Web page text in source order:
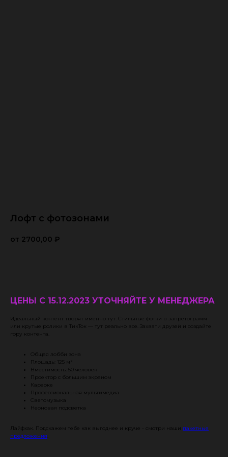
Лофт с фотозонами
2700,00 ₽
ЦЕНЫ С 15.12.2023 УТОЧНЯЙТЕ У МЕНЕДЖЕРА
Идеальный контент творят именно тут. Стильные фотки в запретограмм
или крутые ролики в ТикТок — тут реально все. Захвати друзей и создайте
гору контента.
Общая лобби зона
Площадь: 125 м²
Вместимость: 50 человек
Проектор с большим экраном
Караоке
Профессиональная мультимедиа
Светомузыка
Неоновая подсветка
Лайфхак. Подскажем тебе как выгоднее и круче - смотри наши пакетные
предложения